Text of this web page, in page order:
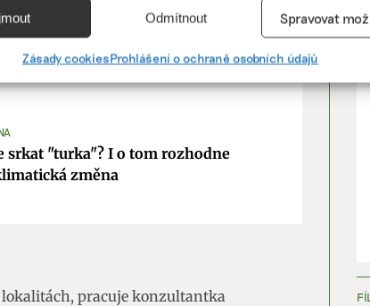
kombinování údajů z jiných zdrojů údajů, Propojení různých
zařízení na základě automaticky přenášených
údajů o zeměpisné poloze, Identifikace zařízení na
informací.
Odmítnout Spravovat
Zásady cookiesProhlášení o ochraně osobních údajů
letišť, jako jsou francouzské Marseille
důsledku eroze, například po povodních,
jejich bezprostřední blízkosti.
srkat "turka"? I o tom rozhodne
změna
pracuje konzultantka